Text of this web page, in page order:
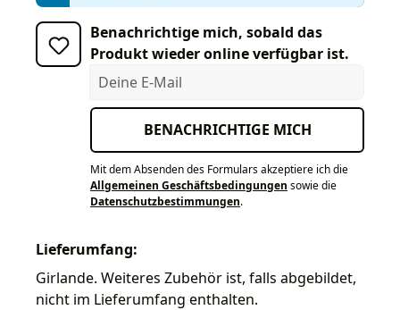
Benachrichtige mich, sobald das
Produkt wieder online verfügbar ist.
Deine E-Mail
BENACHRICHTIGE MICH
Mit dem Absenden des Formulars akzeptiere ich die
Allgemeinen Geschäftsbedingungen sowie die
Datenschutzbestimmungen.
Lieferumfang:
Girlande. Weiteres Zubehör ist, falls abgebildet,
nicht im Lieferumfang enthalten.